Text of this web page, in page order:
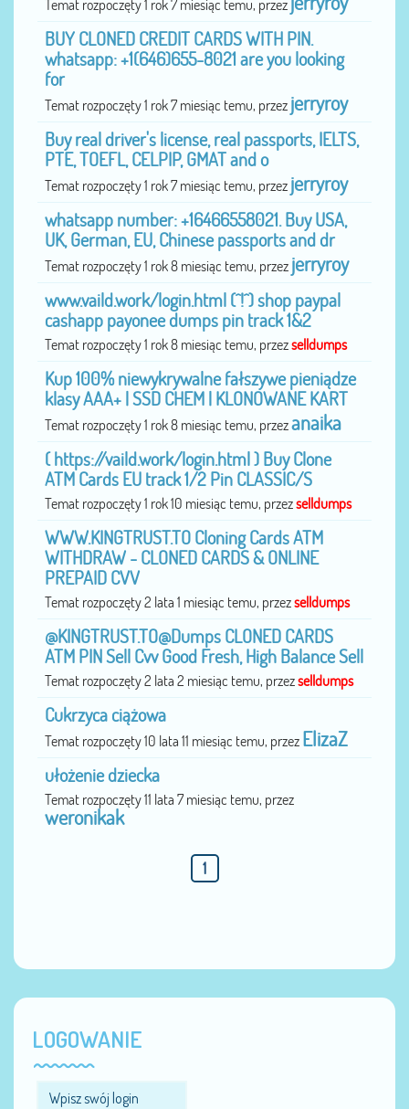
Temat rozpoczęty 1 rok 7 miesiąc temu, przez
BUY CLONED CREDIT CARDS WITH PIN.
whatsapp: +1(646)655-8021 are you looking
for
Temat rozpoczęty 1 rok 7 miesiąc temu, przez jerryroy
Buy real driver's license, real passports, IELTS,
PTE, TOEFL, CELPIP, GMAT and o
Temat rozpoczęty 1 rok 7 miesiąc temu, przez jerryroy
whatsapp number: +16466558021. Buy USA,
UK, German, EU, Chinese passports and dr
Temat rozpoczęty 1 rok 8 miesiąc temu, przez jerryroy
www.vaild.work/login.html (^!^) shop paypal
cashapp payonee dumps pin track 1&2
Temat rozpoczęty 1 rok 8 miesiąc temu, przezselldumps
Kup 100% niewykrywalne fałszywe pieniądze
klasy AAA+ | SSD CHEM | KLONOWANE KART
Temat rozpoczęty 1 rok 8 miesiąc temu, przezanaika
( https://vaild.work/login.html ) Buy Clone
ATM Cards EU track 1/2 Pin CLASSIC/S
Temat rozpoczęty 1 rok 10 miesiąc temu, przezselldumps
WWW.KINGTRUST.TO Cloning Cards ATM
WITHDRAW - CLONED CARDS & ONLINE
PREPAID CVV
Temat rozpoczęty 2 lata 1 miesiąc temu, przezselldumps
@KINGTRUST.TO@Dumps CLONED CARDS
ATM PIN Sell Cvv Good Fresh, High Balance Sell
Temat rozpoczęty 2 lata 2 miesiąc temu, przezselldumps
Cukrzyca ciążowa
Temat rozpoczęty 10 lata 11 miesiąc temu, przez ElizaZ
ułożenie dziecka
Temat rozpoczęty 11 lata 7 miesiąc temu, przez
weronikak
1
LOGOWANIE